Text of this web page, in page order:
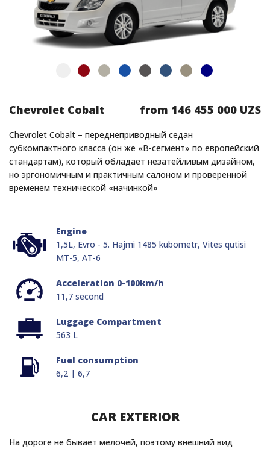
Chevrolet Cobalt from 146 455 000 UZS
Chevrolet Cobalt – переднеприводный седан
субкомпактного класса (он же «B-сегмент» по европейский
стандартам), который обладает незатейливым дизайном,
но эргономичным и практичным салоном и проверенной
временем технической «начинкой»
Engine
1,5L, Evro - 5. Hajmi 1485 kubometr, Vites qutisi
MT-5, AT-6
Acceleration 0-100km/h
11,7 second
Luggage Compartment
563 L
Fuel consumption
6,2 | 6,7
CAR EXTERIOR
На дороге не бывает мелочей, поэтому внешний вид